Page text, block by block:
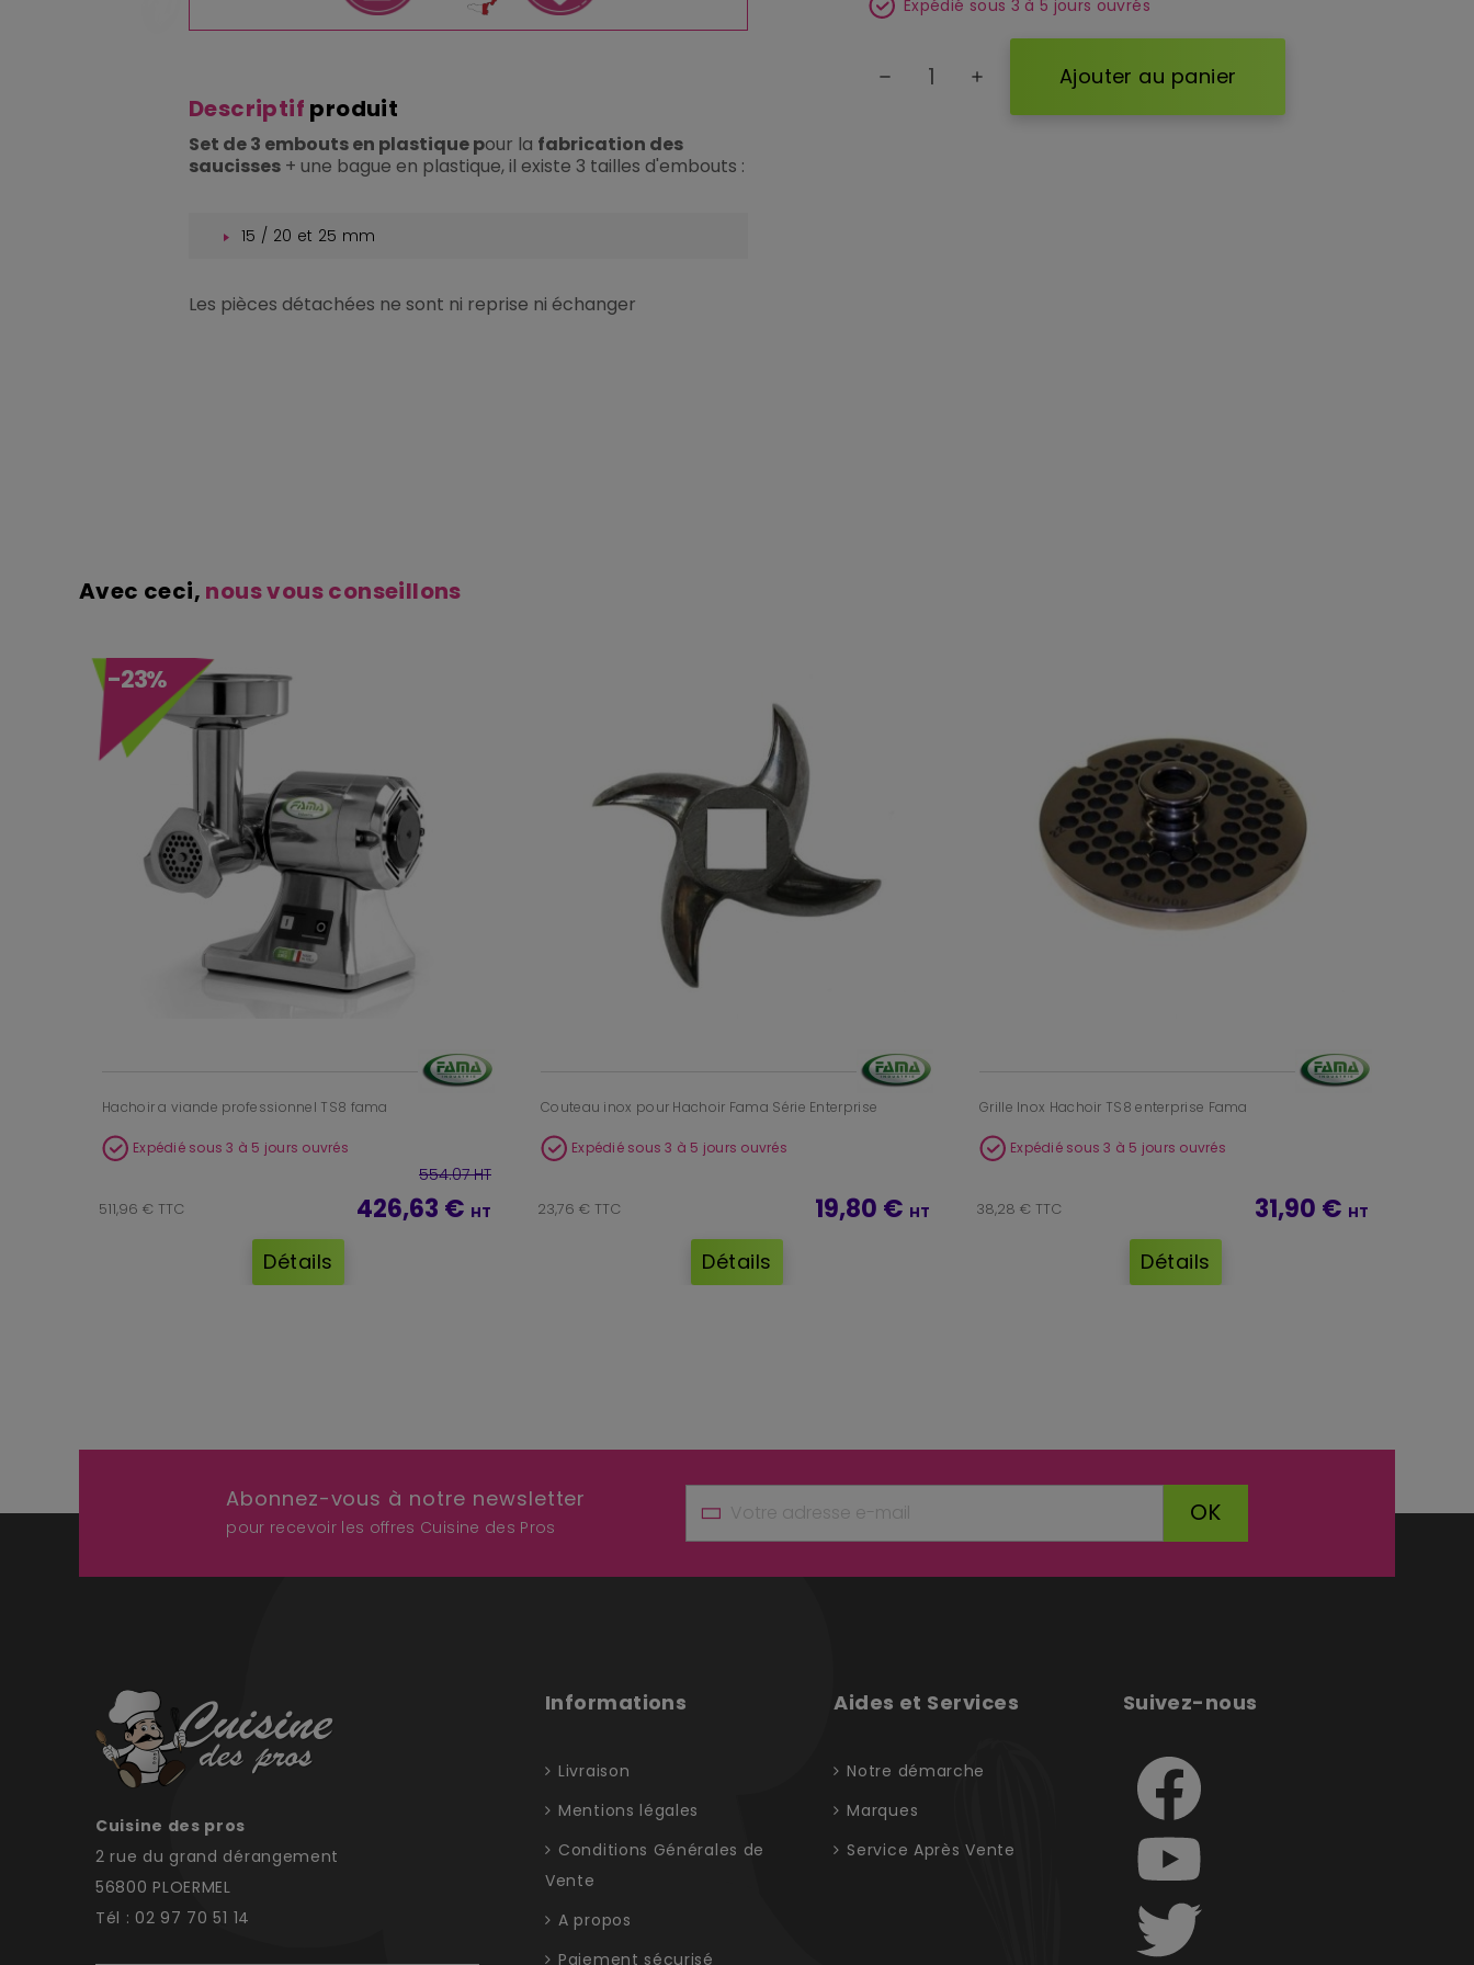
Descriptif produit
Set de 3 embouts en plastique pour la fabrication des
saucisses + une bague en plastique, il existe 3 tailles d'embouts :
15 / 20 et 25 mm
Les pièces détachées ne sont ni reprise ni échanger
Expédié sous 3 à 5 jours ouvrés
remove add Ajouter au panier
Avec ceci, nous vous conseillons
-23%
Hachoir a viande professionnel TS8 fama
Expédié sous 3 à 5 jours ouvrés
511,96 € TTC
554.07 HT
426,63 € HT
Détails
Couteau inox pour Hachoir Fama Série Enterprise
Expédié sous 3 à 5 jours ouvrés
23,76 € TTC 19,80 € HT
Détails
Grille Inox Hachoir TS8 enterprise Fama
Expédié sous 3 à 5 jours ouvrés
38,28 € TTC 31,90 € HT
Détails
Abonnez-vous à notre newsletter
pour recevoir les offres Cuisine des Pros OK
Cuisine des pros
2 rue du grand dérangement
56800 PLOERMEL
Tél : 02 97 70 51 14
Informations
Livraison
Mentions légales
Conditions Générales de
Vente
A propos
Paiement sécurisé
Aides et Services
Notre démarche
Marques
Service Après Vente
Suivez-nous